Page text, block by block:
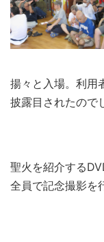
揚々と入場。利用
披露目されたので
聖火を紹介する
全員で記念撮影を